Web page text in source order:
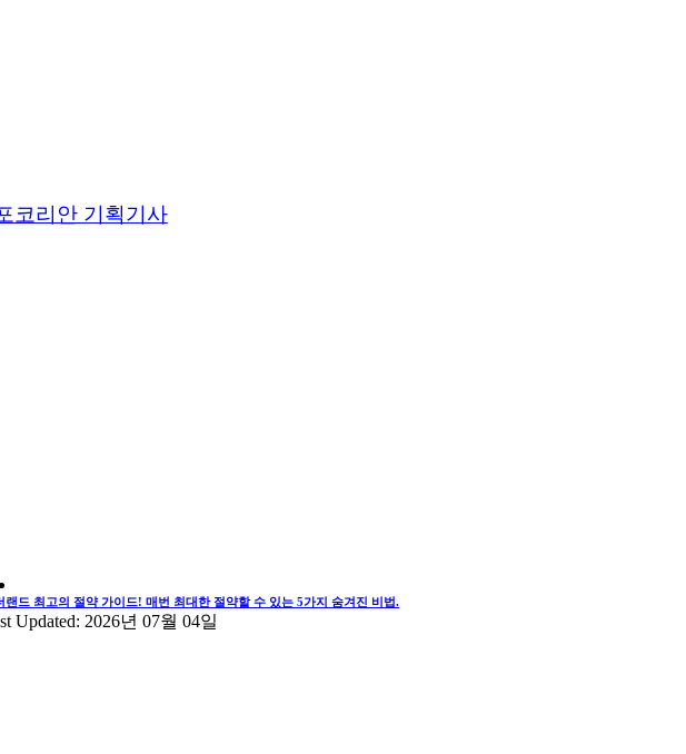
코리안 기획기사
랜드 최고의 절약 가이드! 매번 최대한 절약할 수 있는 5가지 숨겨진 비법.
Updated: 2026년 07월 04일